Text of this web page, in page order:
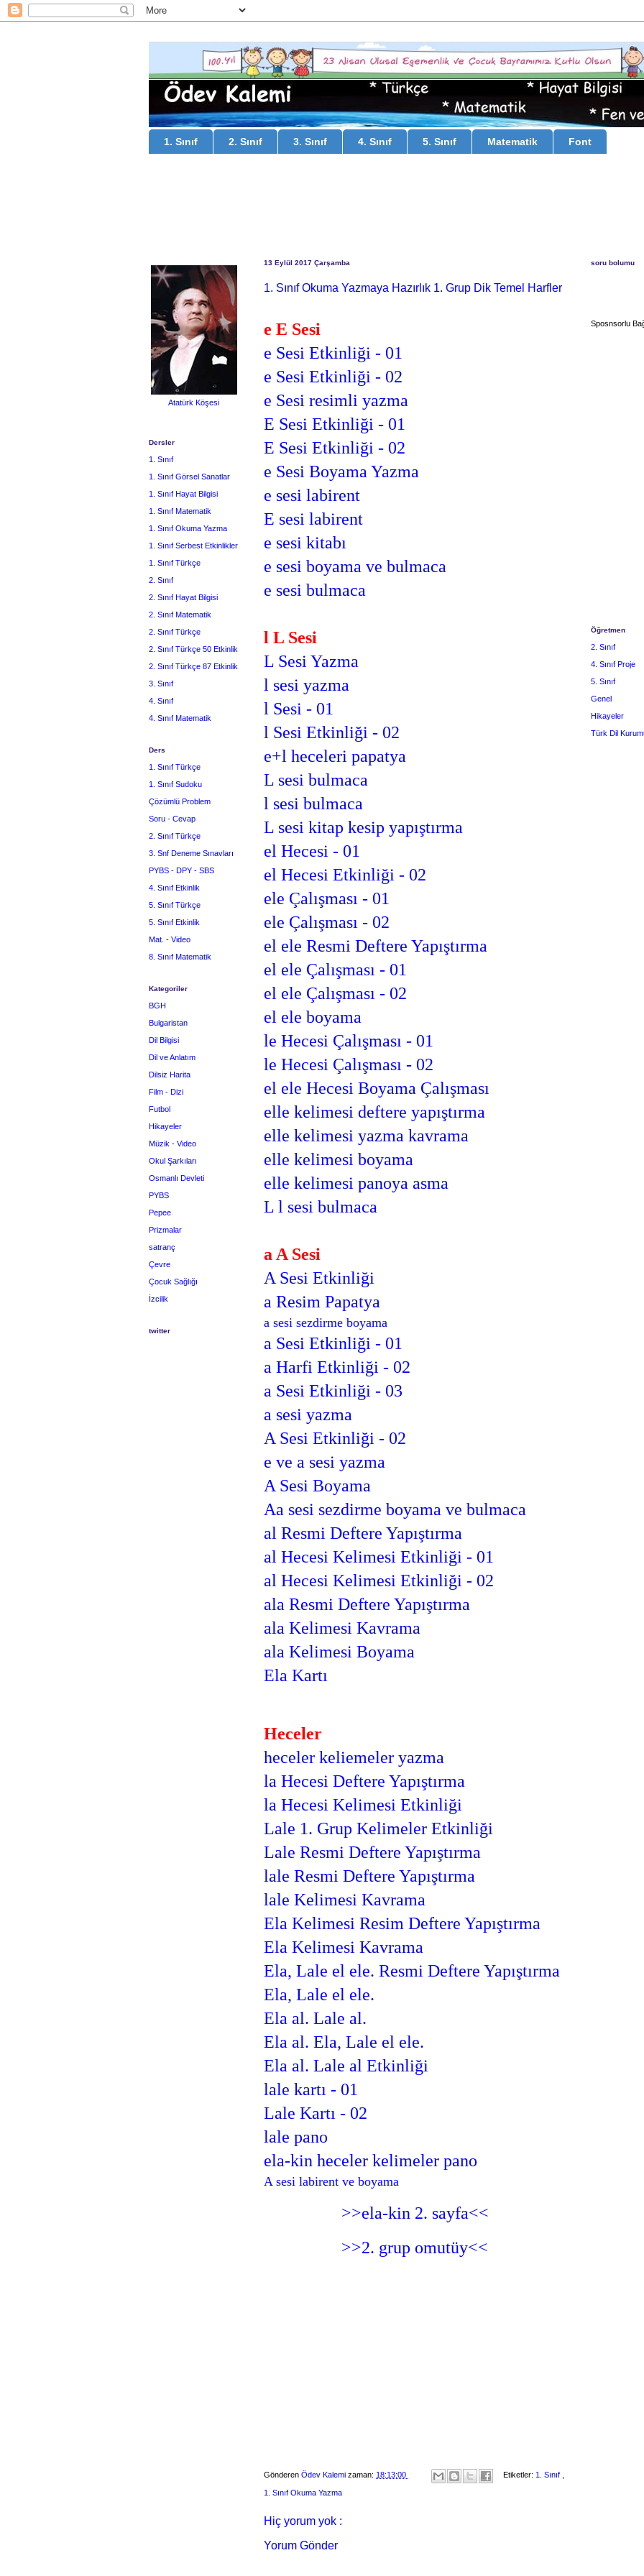
1. Sınıf 2. Sınıf 3. Sınıf 4. Sınıf 5. Sınıf Matematik Font
13 Eylül 2017 Çarşamba
1. Sınıf Okuma Yazmaya Hazırlık 1. Grup Dik Temel Harfler
e E Sesi
e Sesi Etkinliği - 01
e Sesi Etkinliği - 02
e Sesi resimli yazma
E Sesi Etkinliği - 01
E Sesi Etkinliği - 02
e Sesi Boyama Yazma
e sesi labirent
E sesi labirent
e sesi kitabı
e sesi boyama ve bulmaca
e sesi bulmaca
l L Sesi
L Sesi Yazma
l sesi yazma
l Sesi - 01
l Sesi Etkinliği - 02
e+l heceleri papatya
L sesi bulmaca
l sesi bulmaca
L sesi kitap kesip yapıştırma
el Hecesi - 01
el Hecesi Etkinliği - 02
ele Çalışması - 01
ele Çalışması - 02
el ele Resmi Deftere Yapıştırma
el ele Çalışması - 01
el ele Çalışması - 02
el ele boyama
le Hecesi Çalışması - 01
le Hecesi Çalışması - 02
el ele Hecesi Boyama Çalışması
elle kelimesi deftere yapıştırma
elle kelimesi yazma kavrama
elle kelimesi boyama
elle kelimesi panoya asma
L l sesi bulmaca
a A Sesi
A Sesi Etkinliği
a Resim Papatya
a sesi sezdirme boyama
a Sesi Etkinliği - 01
a Harfi Etkinliği - 02
a Sesi Etkinliği - 03
a sesi yazma
A Sesi Etkinliği - 02
e ve a sesi yazma
A Sesi Boyama
Aa sesi sezdirme boyama ve bulmaca
al Resmi Deftere Yapıştırma
al Hecesi Kelimesi Etkinliği - 01
al Hecesi Kelimesi Etkinliği - 02
ala Resmi Deftere Yapıştırma
ala Kelimesi Kavrama
ala Kelimesi Boyama
Ela Kartı
Heceler
heceler keliemeler yazma
la Hecesi Deftere Yapıştırma
la Hecesi Kelimesi Etkinliği
Lale 1. Grup Kelimeler Etkinliği
Lale Resmi Deftere Yapıştırma
lale Resmi Deftere Yapıştırma
lale Kelimesi Kavrama
Ela Kelimesi Resim Deftere Yapıştırma
Ela Kelimesi Kavrama
Ela, Lale el ele. Resmi Deftere Yapıştırma
Ela, Lale el ele.
Ela al. Lale al.
Ela al. Ela, Lale el ele.
Ela al. Lale al Etkinliği
lale kartı - 01
Lale Kartı - 02
lale pano
ela-kin heceler kelimeler pano
A sesi labirent ve boyama
>>ela-kin 2. sayfa<<
>>2. grup omutüy<<
Gönderen Ödev Kalemi zaman: 18:13:00 Etiketler: 1. Sınıf
1. Sınıf Okuma Yazma
Hiç yorum yok :
Yorum Gönder
Atatürk Köşesi
Dersler
1. Sınıf
1. Sınıf Görsel Sanatlar
1. Sınıf Hayat Bilgisi
1. Sınıf Matematik
1. Sınıf Okuma Yazma
1. Sınıf Serbest Etkinlikler
1. Sınıf Türkçe
2. Sınıf
2. Sınıf Hayat Bilgisi
2. Sınıf Matematik
2. Sınıf Türkçe
2. Sınıf Türkçe 50 Etkinlik
2. Sınıf Türkçe 87 Etkinlik
3. Sınıf
4. Sınıf
4. Sınıf Matematik
Ders
1. Sınıf Türkçe
1. Sınıf Sudoku
Çözümlü Problem
Soru - Cevap
2. Sınıf Türkçe
3. Snf Deneme Sınavları
PYBS - DPY - SBS
4. Sınıf Etkinlik
5. Sınıf Türkçe
5. Sınıf Etkinlik
Mat. - Video
8. Sınıf Matematik
Kategoriler
BGH
Bulgaristan
Dil Bilgisi
Dil ve Anlatım
Dilsiz Harita
Film - Dizi
Futbol
Hikayeler
Müzik - Video
Okul Şarkıları
Osmanlı Devleti
PYBS
Pepee
Prizmalar
satranç
Çevre
Çocuk Sağlığı
İzcilik
twitter
soru bolumu
Sposnsorlu
Öğretmen
2. Sınıf
4. Sınıf Proje
5. Sınıf
Genel
Hikayeler
Türk Dil